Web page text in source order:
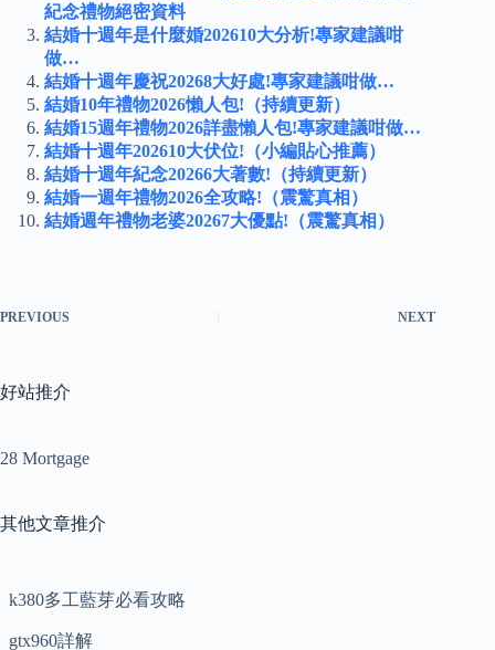
紀念禮物絕密資料
結婚十週年是什麼婚202610大分析!專家建議咁
做…
結婚十週年慶祝20268大好處!專家建議咁做…
結婚10年禮物2026懶人包!（持續更新）
結婚15週年禮物2026詳盡懶人包!專家建議咁做…
結婚十週年202610大伏位!（小編貼心推薦）
結婚十週年紀念20266大著數!（持續更新）
結婚一週年禮物2026全攻略!（震驚真相）
結婚週年禮物老婆20267大優點!（震驚真相）
PREVIOUS NEXT
好站推介
28 Mortgage
其他文章推介
k380多工藍芽必看攻略
gtx960詳解